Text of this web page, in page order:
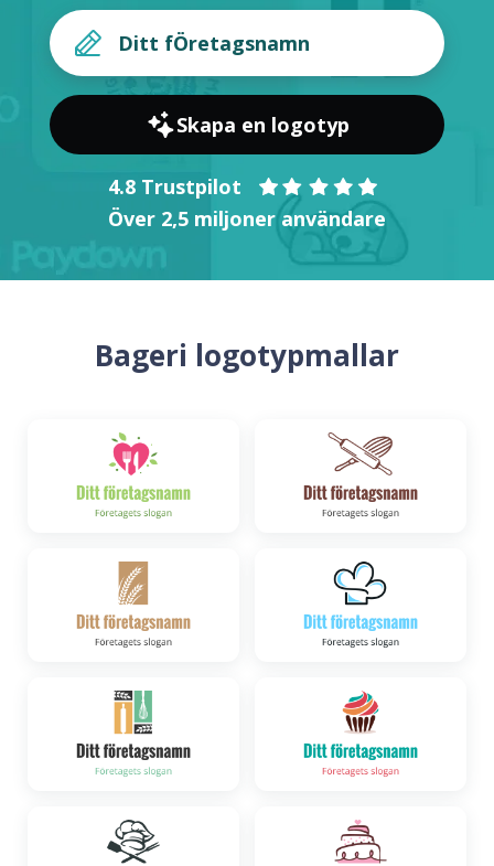
LOGGA IN
Skapa en logotyp
4.8 Trustpilot
Över 2,5 miljoner användare
Bageri logotypmallar